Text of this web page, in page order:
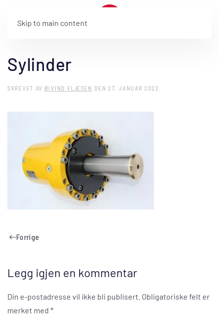
Skip to main content
Sylinder
SKREVET AV ØIVIND FLÆSEN DEN27. JANUAR 2022 .
Forrige
Legg igjen en kommentar
Din e-postadresse vil ikke bli publisert. Obligatoriske felt er
merket med *